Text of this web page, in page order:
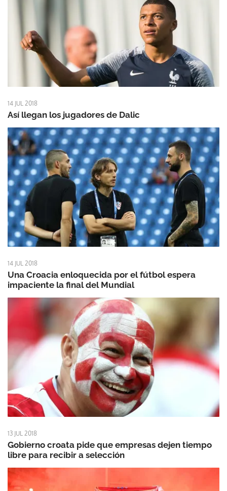
14 JUL 2018
Así llegan los jugadores de Dalic
14 JUL 2018
Una Croacia enloquecida por el fútbol espera
impaciente la final del Mundial
13 JUL 2018
Gobierno croata pide que empresas dejen tiempo
libre para recibir a selección